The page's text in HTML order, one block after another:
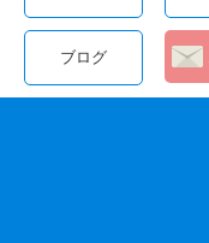
ブログ